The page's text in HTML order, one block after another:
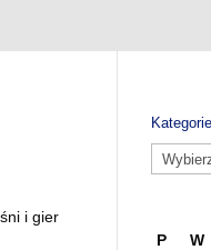
i gier
wpisów
P W